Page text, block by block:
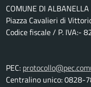
COMUNE DI ALBANELLA
Piazza Cavalieri di
Codice fiscale / P. IVA:-
PEC:
Centralino unico: 0828-